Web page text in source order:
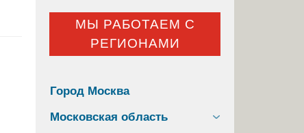
МЫ РАБОТАЕМ С
РЕГИОНАМИ
Город Москва
Московская область